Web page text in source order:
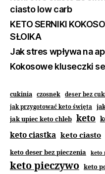
ciasto low carb
KETO SERNIKI
SŁOIKA
Jak stres wpływa na
Kokosowe kluseczki
cukinia czosnek deser bez
jak przygotować keto święta
jak upiec keto chleb keto
keto ciastka keto ciasto
keto deser bez pieczenia keto
keto pieczywo keto